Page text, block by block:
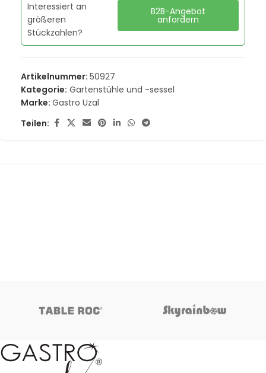
Interessiert an
größeren
Stückzahlen?
B2B-Angebot
anfordern
Artikelnummer: 50927
Kategorie: Gartenstühle und -sessel
Marke: Gastro Uzal
Teilen: